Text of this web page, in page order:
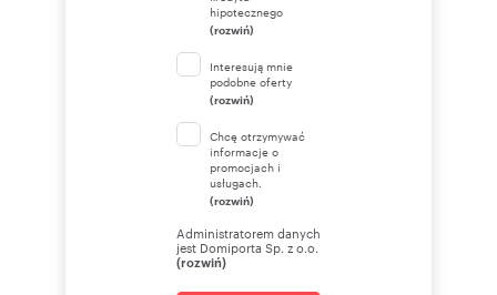
hipotecznego
(rozwiń)
Interesują mnie
podobne oferty
(rozwiń)
Chcę otrzymywać
informacje o
promocjach i
usługach.
(rozwiń)
Administratorem danych
jest Domiporta Sp. z o.o.
(rozwiń)